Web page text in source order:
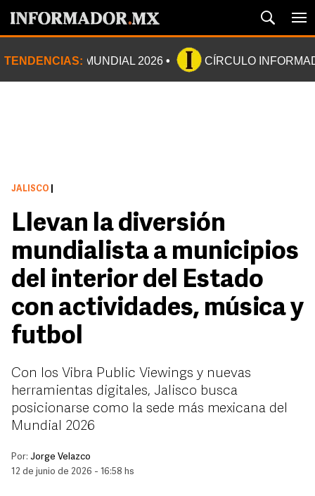
TENDENCIAS: MUNDIAL 2026 CÍRCULO
JALISCO
Llevan la diversión
mundialista a municipios
del interior del Estado
con actividades, música y
futbol
Con los Vibra Public Viewings y nuevas
herramientas digitales, Jalisco busca
posicionarse como la sede más mexicana del
Mundial 2026
Por: Jorge Velazco
12 de junio de 2026 - 16:58 hs